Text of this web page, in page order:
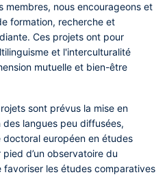
membres, nous encourageons et
formation, recherche et
Ces projets ont pour
et l'interculturalité
mutuelle et bien-être
sont prévus la mise en
langues peu diffusées,
doctoral européen en études
d’un observatoire du
les études comparatives